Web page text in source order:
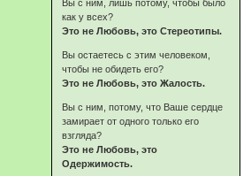
Вы с ним, лишь потому, чтобы было
как у всех?
Это не Любовь, это Стереотипы.
Вы остаетесь с этим человеком,
чтобы не обидеть его?
Это не Любовь, это Жалость.
Вы с ним, потому, что Ваше сердце
замирает от одного только его
взгляда?
Это не Любовь, это
Одержимость.